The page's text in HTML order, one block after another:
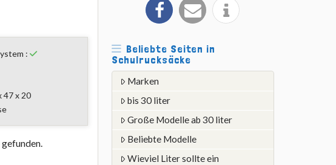
:
47 x 20
Beliebte Seiten in
Schulrucksäcke
Marken
bis 30 liter
Große Modelle ab 30 liter
Beliebte Modelle
Wieviel Liter sollte ein